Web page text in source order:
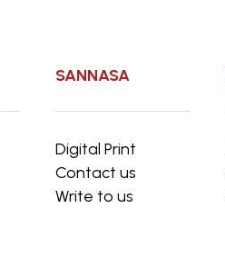
SANNASA
Digital Print
Contact us
Write to us